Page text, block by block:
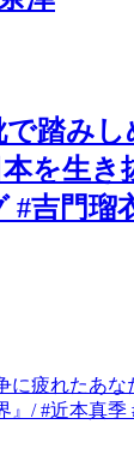
踏み
を生き
#吉門瑠
に疲れたあ
』/ #近本真季